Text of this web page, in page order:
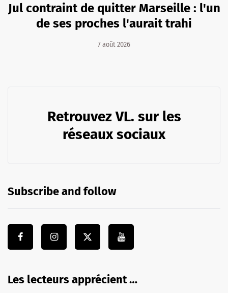
Jul contraint de quitter Marseille : l'un
de ses proches l'aurait trahi
7 août 2026
Retrouvez VL. sur les
réseaux sociaux
Subscribe and follow
Les lecteurs apprécient …